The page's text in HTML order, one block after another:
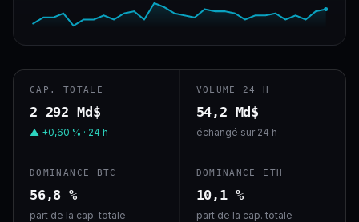
CAP. TOTALE
2 292 Md$
▲ +0,60 % · 24 h
VOLUME 24 H
54,2 Md$
échangé sur 24 h
DOMINANCE BTC
56,8 %
part de la cap. totale
DOMINANCE ETH
10,1 %
part de la cap. totale